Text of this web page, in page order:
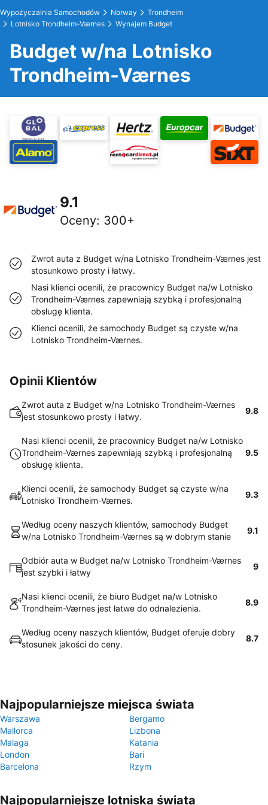
Wypożyczalnia Samochodów Norway
Trondheim
Lotnisko Trondheim-Værnes
Wynajem Budget
Budget w/na Lotnisko
Trondheim-Værnes
9.1
Oceny: 300+
Zwrot auta z Budget w/na Lotnisko Trondheim-Værnes jest
stosunkowo prosty i łatwy.
Nasi klienci ocenili, że pracownicy Budget na/w Lotnisko
Trondheim-Værnes zapewniają szybką i profesjonalną
obsługę klienta.
Klienci ocenili, że samochody Budget są czyste w/na
Lotnisko Trondheim-Værnes.
Opinii Klientów
Zwrot auta z Budget w/na Lotnisko Trondheim-Værnes
jest stosunkowo prosty i łatwy.
9.8
Nasi klienci ocenili, że pracownicy Budget na/w Lotnisko
Trondheim-Værnes zapewniają szybką i profesjonalną
obsługę klienta.
9.5
Klienci ocenili, że samochody Budget są czyste w/na
Lotnisko Trondheim-Værnes.
9.3
Według oceny naszych klientów, samochody Budget
w/na Lotnisko Trondheim-Værnes są w dobrym stanie
9.1
Odbiór auta w Budget na/w Lotnisko Trondheim-Værnes
jest szybki i łatwy
9
Nasi klienci ocenili, że biuro Budget na/w Lotnisko
Trondheim-Værnes jest łatwe do odnalezienia.
8.9
Według oceny naszych klientów, Budget oferuje dobry
stosunek jakości do ceny.
8.7
Najpopularniejsze miejsca świata
Warszawa
Bergamo
Mallorca
Lizbona
Malaga
Katania
London
Bari
Barcelona
Rzym
Najpopularniejsze lotniska świata